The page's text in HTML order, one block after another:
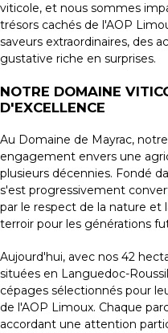
viticole, et nous sommes
trésors cachés de l'AOP
saveurs extraordinaires, des
gustative riche en surprises.
NOTRE DOMAINE
D'EXCELLENCE
Au Domaine de Mayrac,
engagement envers une
plusieurs décennies. Fondé
s'est progressivement
par le respect de la nature et
terroir pour les générations
Aujourd'hui, avec nos 42
situées en Languedoc-
cépages sélectionnés pour
de l'AOP Limoux. Chaque
accordant une attention